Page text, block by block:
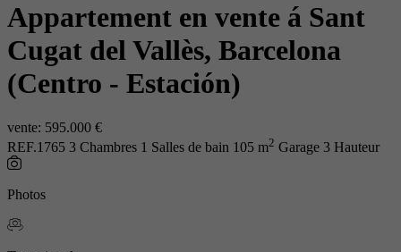
Appartement en vente á Sant
Cugat del Vallès, Barcelona
(Centro - Estación)
vente: 595.000 €
REF.1765 3 Chambres 1 Salles de bain 105 m2 Garage 3 Hauteur
Photos